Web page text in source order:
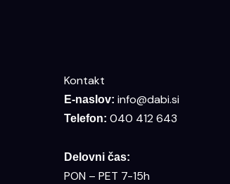
Kontakt
E-naslov: info@dabi.si
Telefon: 040 412 643
Delovni čas:
PON – PET 7-15h